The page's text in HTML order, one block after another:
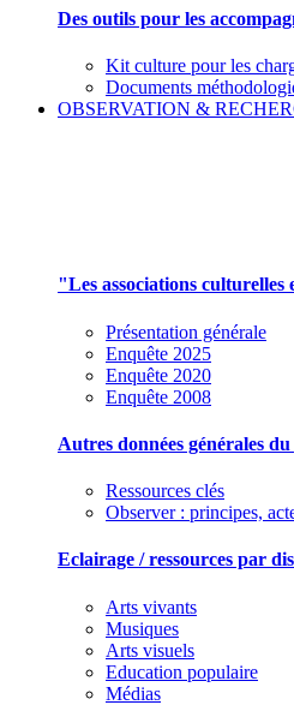
Des outils pour les
Kit culture pour les
Documents
OBSERVATION &
"Les associations culturelles
Présentation générale
Enquête 2025
Enquête 2020
Enquête 2008
Autres données générales du
Ressources clés
Observer : principes,
Eclairage / ressources par
Arts vivants
Musiques
Arts visuels
Education populaire
Médias